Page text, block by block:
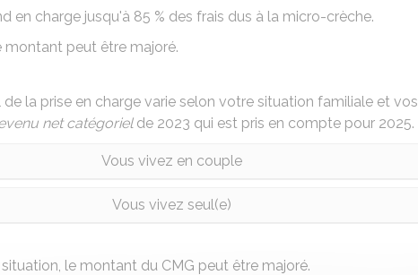
en charge jusqu'à 85 % des frais dus à la micro-crèche.
montant peut être majoré.
la prise en charge varie selon votre situation familiale et vos
net catégorielde 2023 qui est pris en compte pour 2025.
Vous vivez en couple
Vous vivez seul(e)
le montant du CMG peut être majoré.